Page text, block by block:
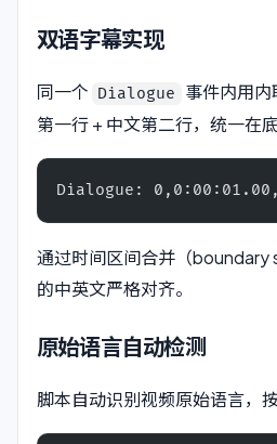
双语字幕实现
同一个 Dialogue
事件内用
第一行 + 中文第二行，统一在底
Dialogue:
通过时间区间合并（boundary
的中英文严格对齐。
原始语言自动检测
脚本自动识别视频原始语言，